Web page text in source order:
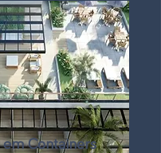
Containers